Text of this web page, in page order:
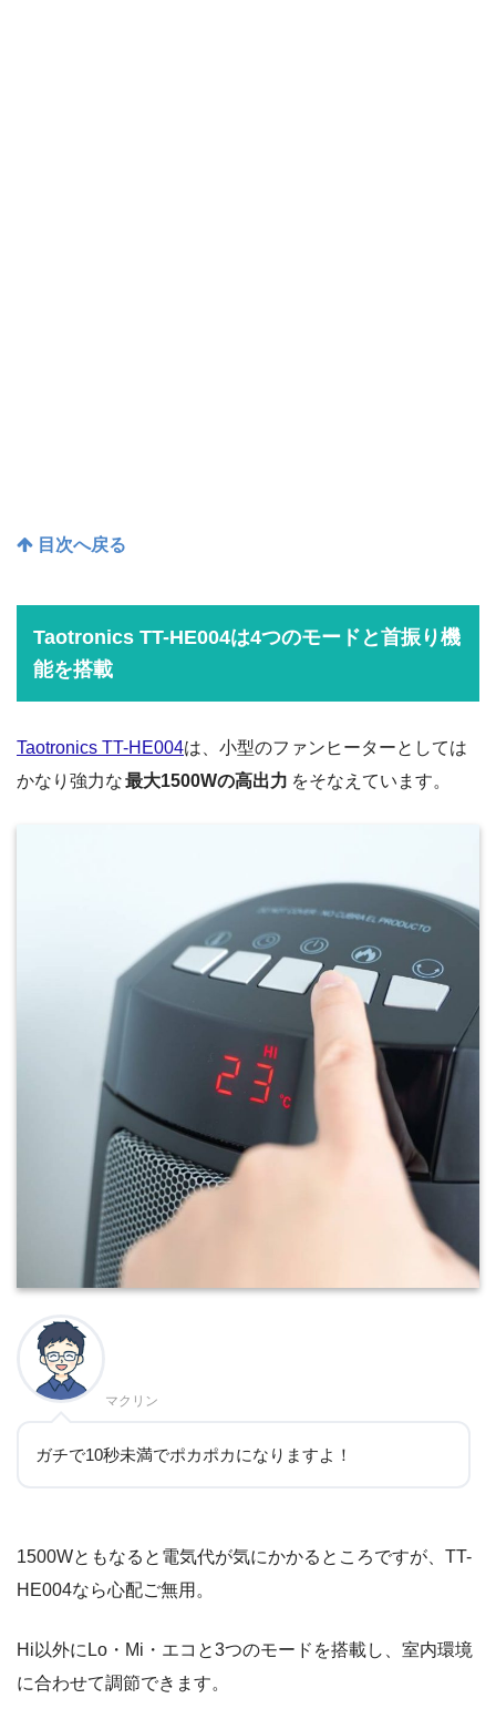
目次へ戻る
Taotronics TT-HE004は4つのモードと首振り機
能を搭載
Taotronics TT-HE004は、小型のファンヒーターとしては
かなり強力な最大1500Wの高出力 をそなえています。
マクリン
ガチで10秒未満でポカポカになりますよ！
1500Wともなると電気代が気にかかるところですが、TT-
HE004なら心配ご無用。
Hi以外にLo・Mi・エコと3つのモードを搭載し、室内環境
に合わせて調節できます。